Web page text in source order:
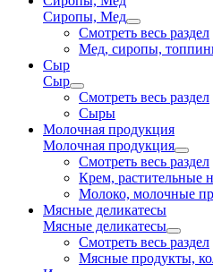
Сиропы, Мед
Смотреть весь раздел
Мед, сиропы,
Сыр
Сыр
Смотреть весь раздел
Сыры
Молочная продукция
Молочная продукция
Смотреть весь раздел
Крем, растительные
Молоко, молочные
Мясные деликатесы
Мясные деликатесы
Смотреть весь раздел
Мясные продукты,